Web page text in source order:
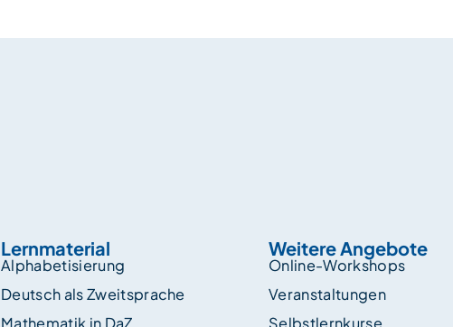
Lernmaterial
Alphabetisierung
Deutsch als Zweitsprache
Mathematik in DaZ
Weitere Angebote
Online-Workshops
Veranstaltungen
Selbstlernkurse